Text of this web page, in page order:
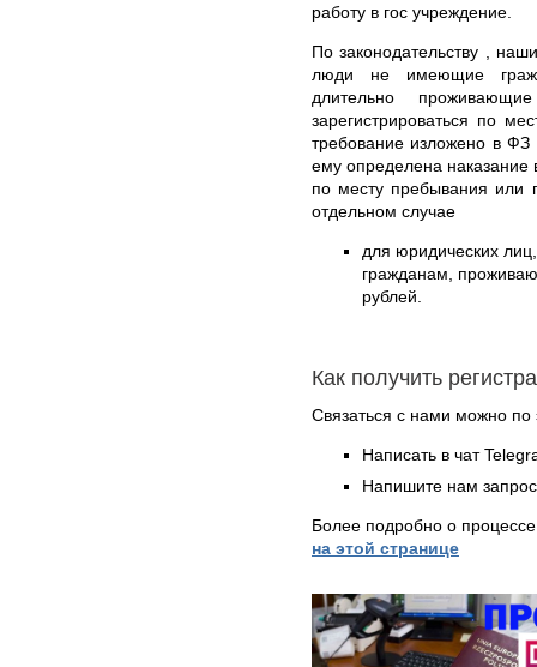
работу в гос учреждение.
По законодательству ,
люди не имеющие
длительно
зарегистрироваться по
требование изложено в
ему определена наказание
по месту пребывания или
отдельном случае
для юридических
гражданам,
рублей.
Как получить
Связаться с нами можно по
Написать в чат
Напишите нам
Более подробно о
на этой странице